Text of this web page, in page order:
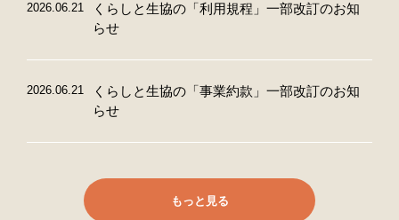
2026.06.21
くらしと生協の「利用規程」一部改訂のお知
らせ
2026.06.21
くらしと生協の「事業約款」一部改訂のお知
らせ
もっと見る